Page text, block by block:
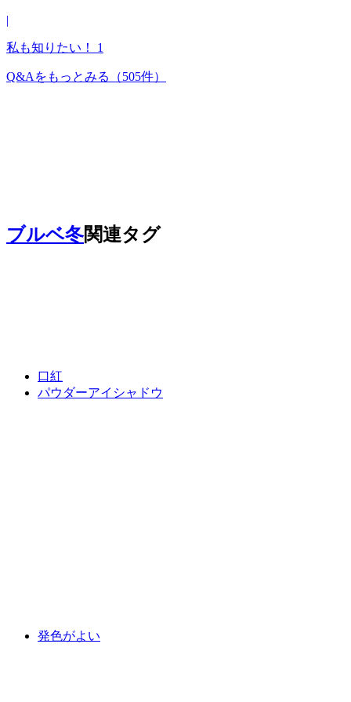
|
私も知りたい！ 1
Q&Aをもっとみる （505件）
ブルベ冬関連タグ
口紅
パウダーアイシャドウ
発色がよい